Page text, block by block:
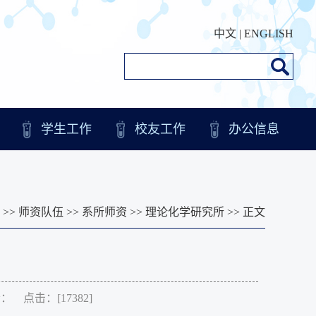
中文 | ENGLISH
学生工作 校友工作 办公信息
>> 师资队伍 >> 系所师资 >> 理论化学研究所 >> 正文
： 点击：[17382]